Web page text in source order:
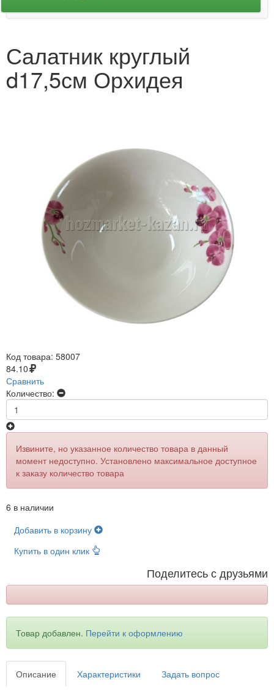
Салатник круглый
d17,5см Орхидея
Код товара: 58007
84.10
Сравнить
Количество:
Извините, но указанное количество товара в данный
момент недоступно. Установлено максимальное доступное
к заказу количество товара
6 в наличии
Добавить в корзину
Купить в один клик
Поделитесь с друзьями
Товар добавлен. Перейти к оформлению
Описание Характеристики Задать вопрос